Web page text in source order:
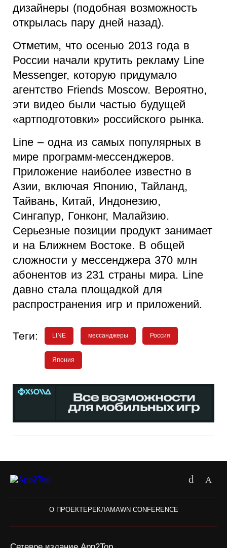
дизайнеры (подобная возможность
открылась пару дней назад).
Отметим, что осенью 2013 года в
России начали крутить рекламу Line
Messenger, которую придумало
агентство Friends Moscow. Вероятно,
эти видео были частью будущей
«артподготовки» российского рынка.
Line – одна из самых популярных в
мире программ-мессенджеров.
Приложение наиболее известно в
Азии, включая Японию, Тайланд,
Тайвань, Китай, Индонезию,
Сингапур, Гонконг, Малайзию.
Серьезные позиции продукт занимает
и на Ближнем Востоке. В общей
сложности у мессенджера 370 млн
абонентов из 231 страны мира. Line
давно стала площадкой для
распространения игр и приложений.
Теги: LINE мессанджеры Россия
Япония
О ПРОЕКТЕРЕКЛАМАWN CONFERENCE